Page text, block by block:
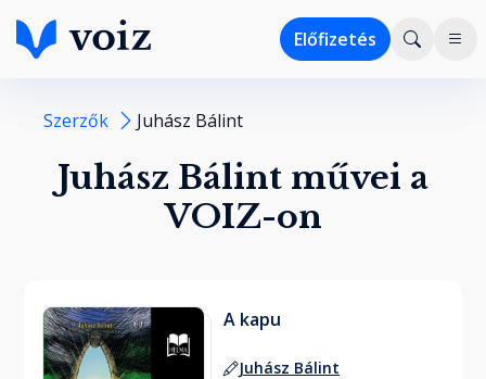
Előfizetés
Szerzők Juhász Bálint
Juhász Bálint művei a
VOIZ-on
A kapu
Juhász Bálint